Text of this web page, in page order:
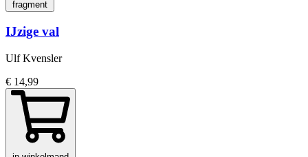
fragment
IJzige val
Ulf Kvensler
€ 14,99